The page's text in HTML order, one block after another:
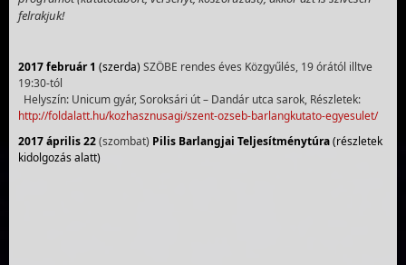
felrakjuk!
2017 február 1 (szerda) SZÖBE rendes éves Közgyűlés, 19 órától illtve
19:30-tól
Helyszín: Unicum gyár, Soroksári út – Dandár utca sarok, Részletek:
http://foldalatt.hu/kozhasznusagi/szent-ozseb-barlangkutato-egyesulet/
2017 április 22(szombat) Pilis Barlangjai Teljesítménytúra(részletek
kidolgozás alatt)